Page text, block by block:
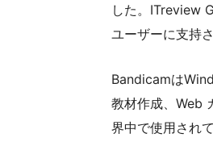
した。ITreview
ユーザーに支持
Bandicamは
教材作成、Web
界中で使用されて